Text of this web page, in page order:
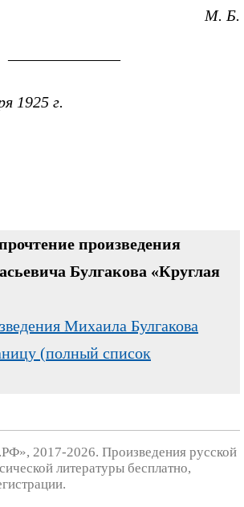
М. Б.
———————
1925 г.
произведения
Булгакова «Круглая
Михаила Булгакова
(полный список
2017-2026. Произведения русской
литературы бесплатно,